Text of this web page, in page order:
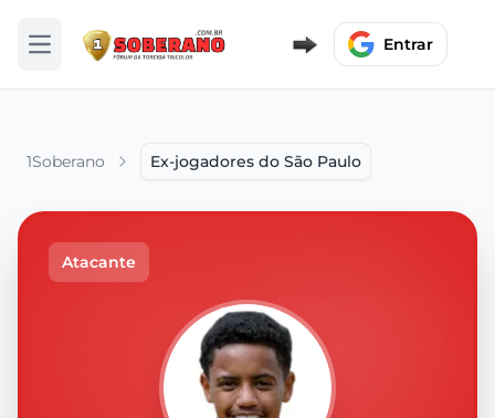
Abrir menu Entrar
1Soberano Ex-jogadores do São Paulo
Atacante